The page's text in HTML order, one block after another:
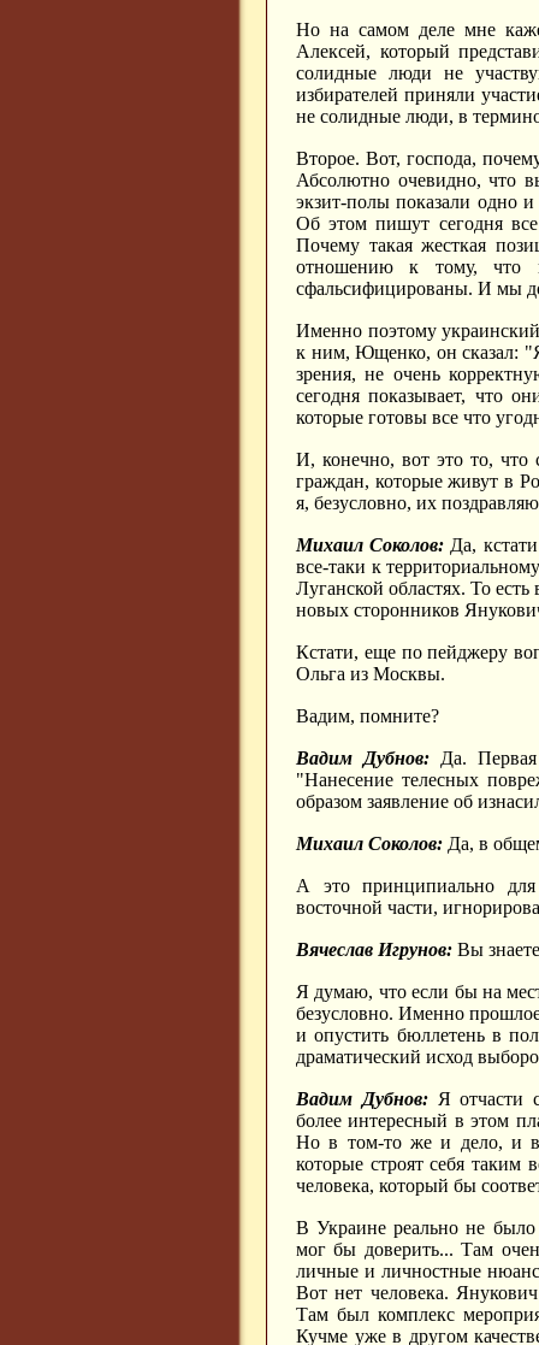
Но на самом деле мне
Алексей, который
солидные люди не
избирателей приняли
не солидные люди, в
Второе. Вот, господа,
Абсолютно очевидно, что
экзит-полы показали одно
Об этом пишут сегодня
Почему такая жесткая
отношению к тому, что
сфальсифицированы. И мы
Именно поэтому
к ним, Ющенко, он сказал:
зрения, не очень
сегодня показывает, что
которые готовы все что
И, конечно, вот это то, что
граждан, которые живут в
я, безусловно, их
Михаил Соколов: Да,
все-таки к
Луганской областях. То
новых сторонников
Кстати, еще по пейджеру
Ольга из Москвы.
Вадим, помните?
Вадим Дубнов:Да. Первая
"Нанесение телесных
образом заявление об
Михаил Соколов: Да, в
А это принципиально
восточной части,
Вячеслав Игрунов: Вы
Я думаю, что если бы на
безусловно. Именно
и опустить бюллетень в
драматический исход
Вадим Дубнов:Я отчасти
более интересный в этом
Но в том-то же и дело, и в
которые строят себя таким
человека, который бы
В Украине реально не
мог бы доверить... Там
личные и личностные
Вот нет человека.
Там был комплекс
Кучме уже в другом